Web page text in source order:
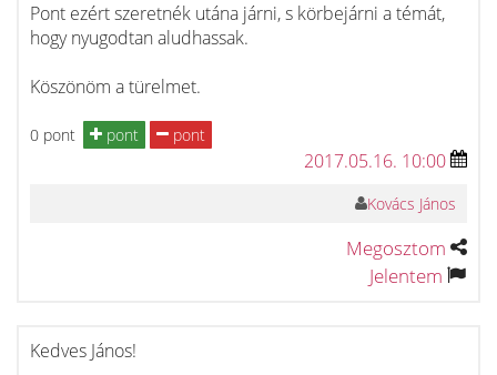
Pont ezért szeretnék utána járni, s körbejárni a témát,
hogy nyugodtan aludhassak.
Köszönöm a türelmet.
0 pont pont pont
2017.05.16. 10:00
Kovács János
Megosztom
Jelentem
Kedves János!